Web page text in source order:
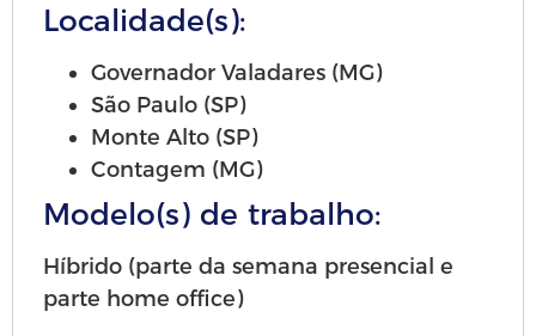
Localidade(s):
Governador Valadares (MG)
São Paulo (SP)
Monte Alto (SP)
Contagem (MG)
Modelo(s) de trabalho:
Híbrido (parte da semana presencial e
parte home office)